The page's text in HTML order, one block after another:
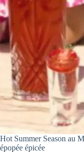
Hot Summer Season au
épopée épicée